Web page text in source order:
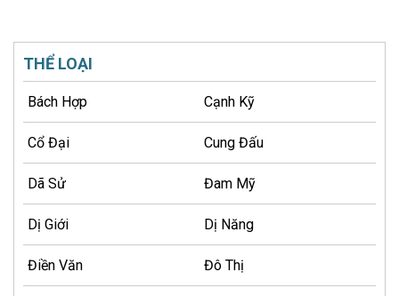
THỂ LOẠI
Bách Hợp Cạnh Kỹ
Cổ Đại Cung Đấu
Dã Sử Đam Mỹ
Dị Giới Dị Năng
Điền Văn Đô Thị